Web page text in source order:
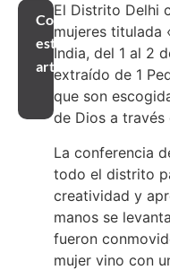
Compartir
este
artículo
El Distrito Delhi
mujeres titulada
India, del 1 al 2
extraído de 1
que son
de Dios a través
La conferencia
todo el distrito
creatividad y
manos se
fueron
mujer vino con